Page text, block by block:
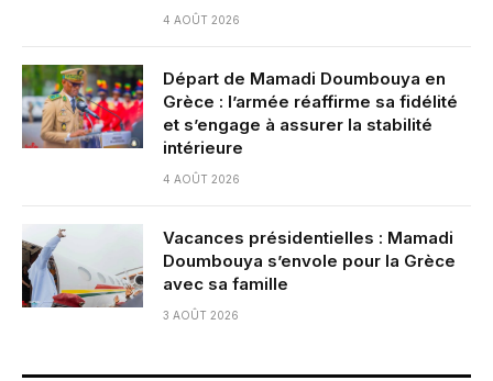
4 AOÛT 2026
Départ de Mamadi Doumbouya en
Grèce : l’armée réaffirme sa fidélité
et s’engage à assurer la stabilité
intérieure
4 AOÛT 2026
Vacances présidentielles : Mamadi
Doumbouya s’envole pour la Grèce
avec sa famille
3 AOÛT 2026